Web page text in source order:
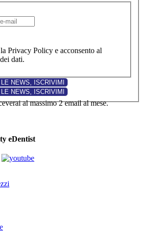
Privacy Policy e acconsento al
dati.
al massimo 2 email al mese.
eDentist